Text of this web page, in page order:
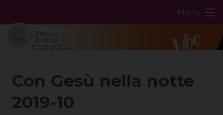
content
Menu
Con Gesù nella notte
2019-10